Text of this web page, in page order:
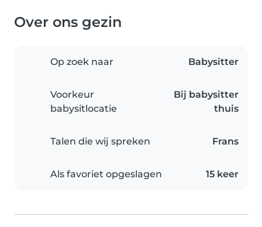
Over ons gezin
Op zoek naar Babysitter
Voorkeur
babysitlocatie
Bij babysitter
thuis
Talen die wij spreken Frans
Als favoriet opgeslagen 15 keer